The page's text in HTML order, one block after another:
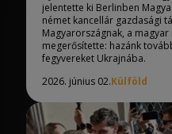
jelentette ki Berlinben
német kancellár gazdasági
Magyarországnak, a
megerősítette: hazánk
fegyvereket Ukrajnába.
2026. június 02.Külföld